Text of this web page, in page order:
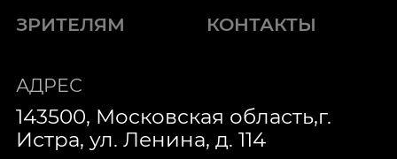
ЗРИТЕЛЯМ КОНТАКТЫ
АДРЕС
143500, Московская область,г.
Истра, ул. Ленина, д. 114